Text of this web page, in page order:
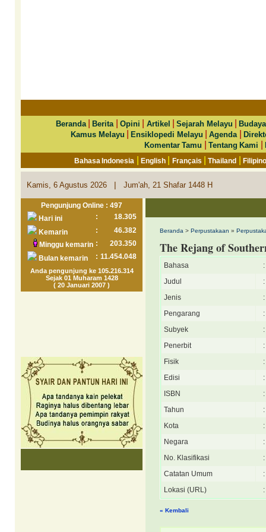
Beranda|Berita Opini Artikel |Sejarah Melayu |
Kamus Melayu
|Ensiklopedi Melayu |Agenda |
Komentar Tamu
|Tentang Kami |
Bahasa Indonesia |English Français |Thailand |
Kamis, 6 Agustus 2026 | Jum'ah, 21 Shafar 1448 H
Pengunjung Online : 497
Hari ini
:
18.305
Kemarin
:
46.382
Minggu kemarin :
203.350
Bulan kemarin
: 11.454.048
Anda pengunjung ke 105.216.314
Sejak 01 Muharam 1428
( 20 Januari 2007 )
Beranda > Perpustakaan »
The Rejang of
Bahasa
:
Judul
:
Jenis
:
Pengarang
:
Subyek
:
Penerbit
:
Fisik
:
Edisi
:
ISBN
:
Tahun
:
Kota
:
Negara
:
No. Klasifikasi
:
Catatan Umum
:
Lokasi (URL)
:
« Kembali